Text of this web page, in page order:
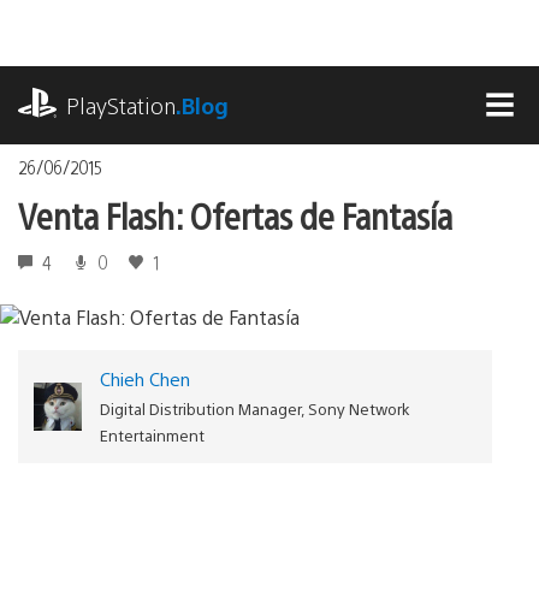
contenido
PlayStation.Blog
26/06/2015
Venta Flash: Ofertas de Fantasía
4 0 1
Chieh Chen
Digital Distribution Manager, Sony Network
Entertainment